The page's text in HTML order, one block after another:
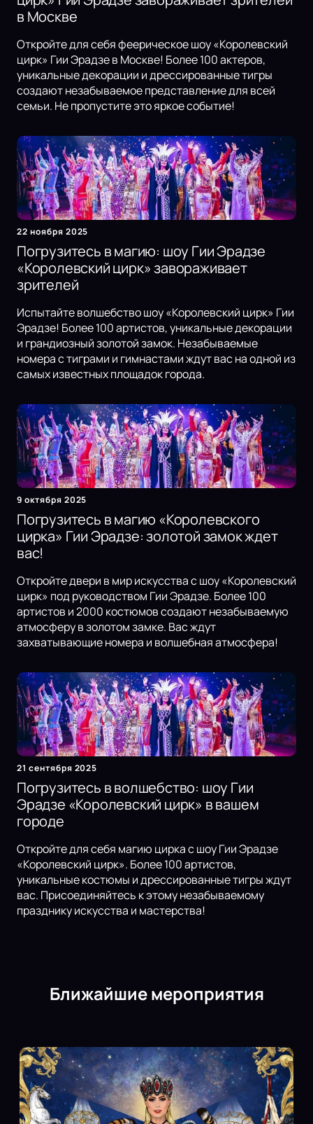
в Москве
Откройте для себя феерическое шоу «Королевский
цирк» Гии Эрадзе в Москве! Более 100 актеров,
уникальные декорации и дрессированные тигры
создают незабываемое представление для всей
семьи. Не пропустите это яркое событие!
22 ноября 2025
Погрузитесь в магию: шоу Гии Эрадзе
«Королевский цирк» завораживает
зрителей
Испытайте волшебство шоу «Королевский цирк» Гии
Эрадзе! Более 100 артистов, уникальные декорации
и грандиозный золотой замок. Незабываемые
номера с тиграми и гимнастами ждут вас на одной из
самых известных площадок города.
9 октября 2025
Погрузитесь в магию «Королевского
цирка» Гии Эрадзе: золотой замок ждет
вас!
Откройте двери в мир искусства с шоу «Королевский
цирк» под руководством Гии Эрадзе. Более 100
артистов и 2000 костюмов создают незабываемую
атмосферу в золотом замке. Вас ждут
захватывающие номера и волшебная атмосфера!
21 сентября 2025
Погрузитесь в волшебство: шоу Гии
Эрадзе «Королевский цирк» в вашем
городе
Откройте для себя магию цирка с шоу Гии Эрадзе
«Королевский цирк». Более 100 артистов,
уникальные костюмы и дрессированные тигры ждут
вас. Присоединяйтесь к этому незабываемому
празднику искусства и мастерства!
Ближайшие мероприятия